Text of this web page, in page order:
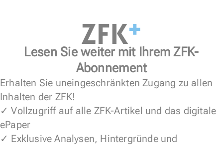
Lesen Sie weiter mit Ihrem ZFK-
Abonnement
Erhalten Sie uneingeschränkten Zugang zu allen
Inhalten der ZFK!
✓ Vollzugriff auf alle ZFK-Artikel und das digitale
ePaper
✓ Exklusive Analysen, Hintergründe und